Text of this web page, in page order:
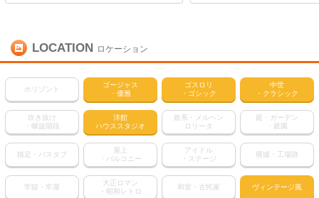
LOCATION ロケーション
ホリゾント
ゴージャス
・優雅
ゴスロリ
・ゴシック
中世
・クラシック
吹き抜け
・螺旋階段
洋館
ハウススタジオ
姫系・メルヘン
ロリータ
庭・ガーデン
・庭園
猫足・バスタブ
屋上
・バルコニー
アイドル
・ステージ
廃墟・工場跡
牢獄・牢屋
大正ロマン
・昭和レトロ
和室・古民家 ヴィンテージ風